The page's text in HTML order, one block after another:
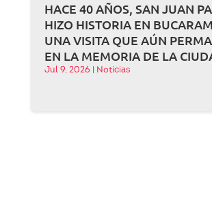
HACE 40 AÑOS, SAN JUAN
HIZO HISTORIA EN
UNA VISITA QUE AÚN
EN LA MEMORIA DE LA
Jul 9, 2026 Noticias